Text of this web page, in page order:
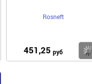
Купить
Rosneft
451,25 руб